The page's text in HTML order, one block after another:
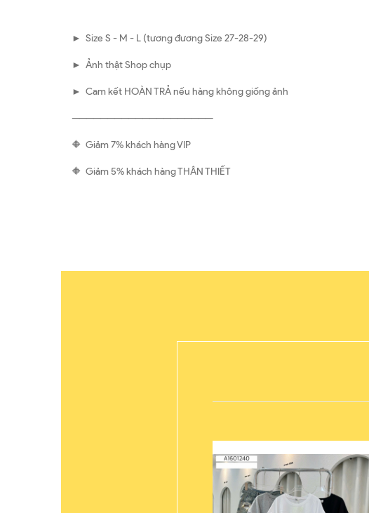
► Size S - M - L (tương đương Size 27-28-29)
► Ảnh thật Shop chụp
► Cam kết HOÀN TRẢ nếu hàng không giống ảnh
————————————————————
🔶 Giảm 7% khách hàng VIP
🔶 Giảm 5% khách hàng THÂN THIẾT